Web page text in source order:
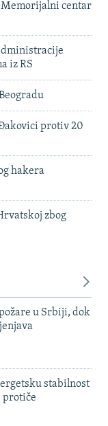
Memorijalni centar
iz RS
protiv 20
hakera
zbog
u Srbiji, dok
stabilnost
protiče